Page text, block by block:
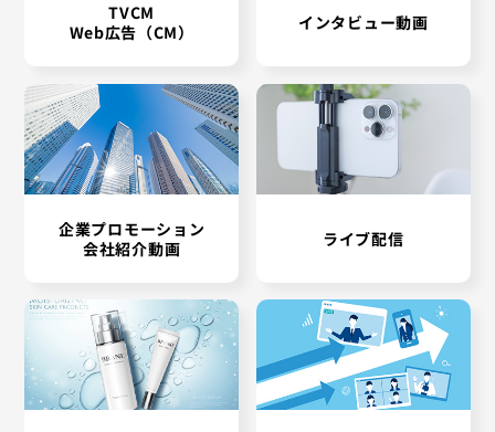
TVCM
Web広告（CM）
企業プロモーション
会社紹介動画
インタビュー動画
ライブ配信